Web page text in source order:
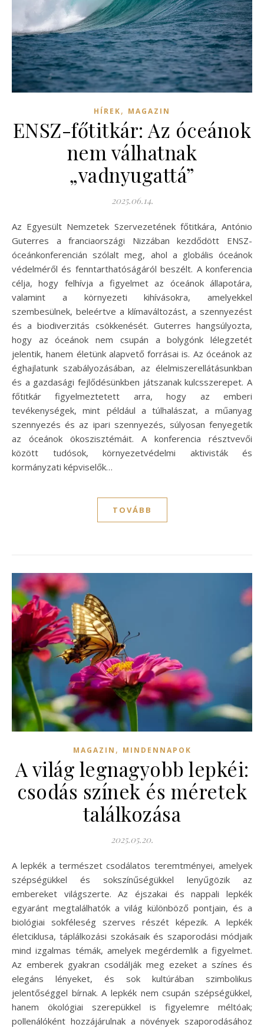
HÍREK, MAGAZIN
ENSZ-főtitkár: Az óceánok
nem válhatnak
„vadnyugattá”
2025.06.14.
Az Egyesült Nemzetek Szervezetének főtitkára, António
Guterres a franciaországi Nizzában kezdődött ENSZ-
óceánkonferencián szólalt meg, ahol a globális óceánok
védelméről és fenntarthatóságáról beszélt. A konferencia
célja, hogy felhívja a figyelmet az óceánok állapotára,
valamint a környezeti kihívásokra, amelyekkel
szembesülnek, beleértve a klímaváltozást, a szennyezést
és a biodiverzitás csökkenését. Guterres hangsúlyozta,
hogy az óceánok nem csupán a bolygónk lélegzetét
jelentik, hanem életünk alapvető forrásai is. Az óceánok az
éghajlatunk szabályozásában, az élelmiszerellátásunkban
és a gazdasági fejlődésünkben játszanak kulcsszerepet. A
főtitkár figyelmeztetett arra, hogy az emberi
tevékenységek, mint például a túlhalászat, a műanyag
szennyezés és az ipari szennyezés, súlyosan fenyegetik
az óceánok ökoszisztémáit. A konferencia résztvevői
között tudósok, környezetvédelmi aktivisták és
kormányzati képviselők…
TOVÁBB
MAGAZIN , MINDENNAPOK
A világ legnagyobb lepkéi:
csodás színek és méretek
találkozása
2025.05.20.
A lepkék a természet csodálatos teremtményei, amelyek
szépségükkel és sokszínűségükkel lenyűgözik az
embereket világszerte. Az éjszakai és nappali lepkék
egyaránt megtalálhatók a világ különböző pontjain, és a
biológiai sokféleség szerves részét képezik. A lepkék
életciklusa, táplálkozási szokásaik és szaporodási módjaik
mind izgalmas témák, amelyek megérdemlik a figyelmet.
Az emberek gyakran csodálják meg ezeket a színes és
elegáns lényeket, és sok kultúrában szimbolikus
jelentőséggel bírnak. A lepkék nem csupán szépségükkel,
hanem ökológiai szerepükkel is figyelemre méltóak;
pollenálóként hozzájárulnak a növények szaporodásához